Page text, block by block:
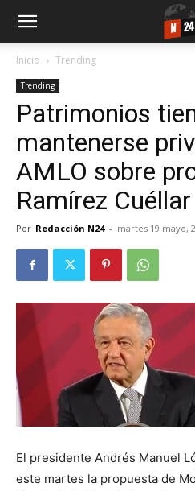
Inicio Trending
Trending
Patrimonios
mantenerse
AMLO sobre
Ramírez
Por Redacción N24 - martes 19 mayo,
El presidente Andrés Manuel
este martes la propuesta de